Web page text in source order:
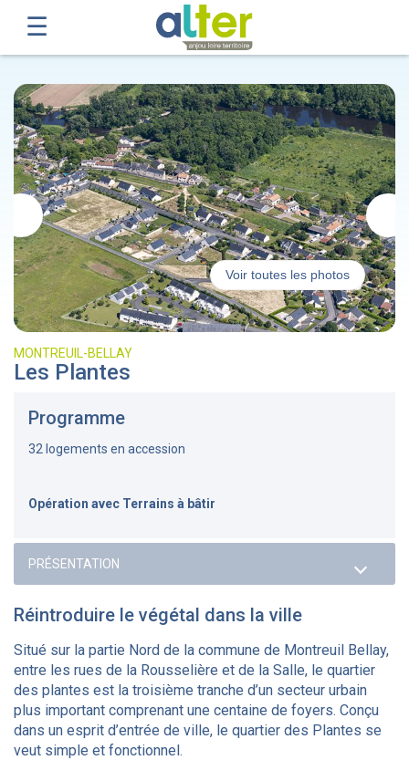
Voir toutes les photos
MONTREUIL-BELLAY
Les Plantes
Programme
32 logements en accession
Opération avec Terrains à bâtir
Réintroduire le végétal dans la ville
Situé sur la partie Nord de la commune de Montreuil Bellay,
entre les rues de la Rousselière et de la Salle, le quartier
des plantes est la troisième tranche d’un secteur urbain
plus important comprenant une centaine de foyers. Conçu
dans un esprit d’entrée de ville, le quartier des Plantes se
veut simple et fonctionnel.